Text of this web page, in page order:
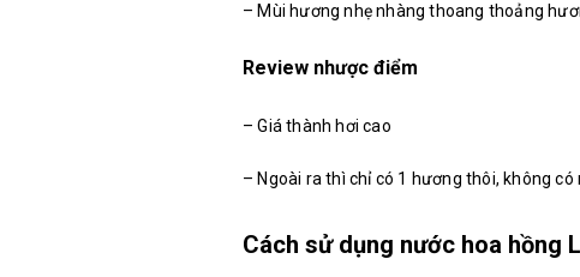
– Mùi hương nhẹ nhàng thoang thoảng
Review nhược điểm
– Giá thành hơi cao
– Ngoài ra thì chỉ có 1 hương thôi, không có
Cách sử dụng nước hoa hồng